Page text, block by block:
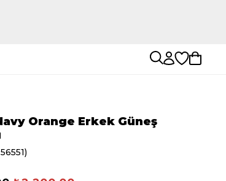
Orange Erkek Güneş